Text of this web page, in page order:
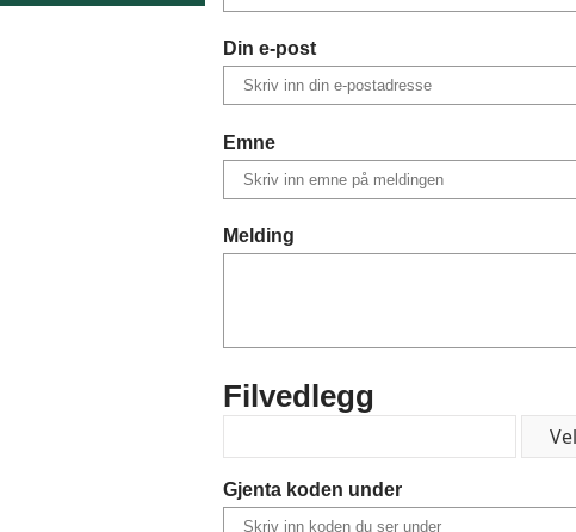
Din e-post
Emne
Melding
Filvedlegg
Gjenta koden under